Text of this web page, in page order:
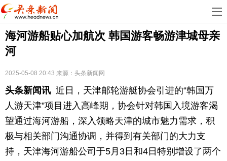
首
页
娱
乐
科
产
车
育
健
海河游船贴心加航次 韩国游客畅游津城母亲
河
2025-05-08 20:43 来源： 头条新闻网
头条新闻讯 近日，天津邮轮游艇协会引进的“韩国万
人游天津”项目进入高峰期，协会针对韩国入境游客渴
望通过海河游船，深入领略天津的城市魅力需求，积
极与相关部门沟通协调，并得到有关部门的大力支
持，天津海河游船公司于5月3日和4日特别增设了两个